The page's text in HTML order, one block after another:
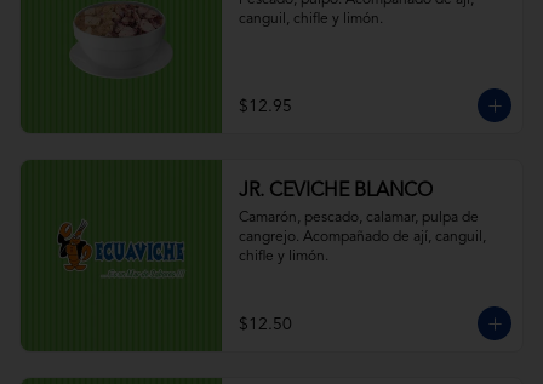
canguil, chifle y limón.
$12.95
JR. CEVICHE BLANCO
Camarón, pescado, calamar, pulpa de
cangrejo. Acompañado de ají, canguil,
chifle y limón.
$12.50